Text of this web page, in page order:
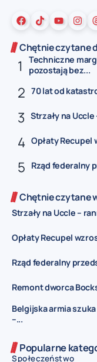
Chętnie czytane
Techniczne
pozostają bez...
70 lat od
Strzały na
Opłaty Recupel
Rząd federalny
Chętnie czytane
Strzały na Uccle –
Opłaty Recupel
Rząd federalny
Remont dworca
Belgijska armia
–...
Popularne
Społeczeństwo